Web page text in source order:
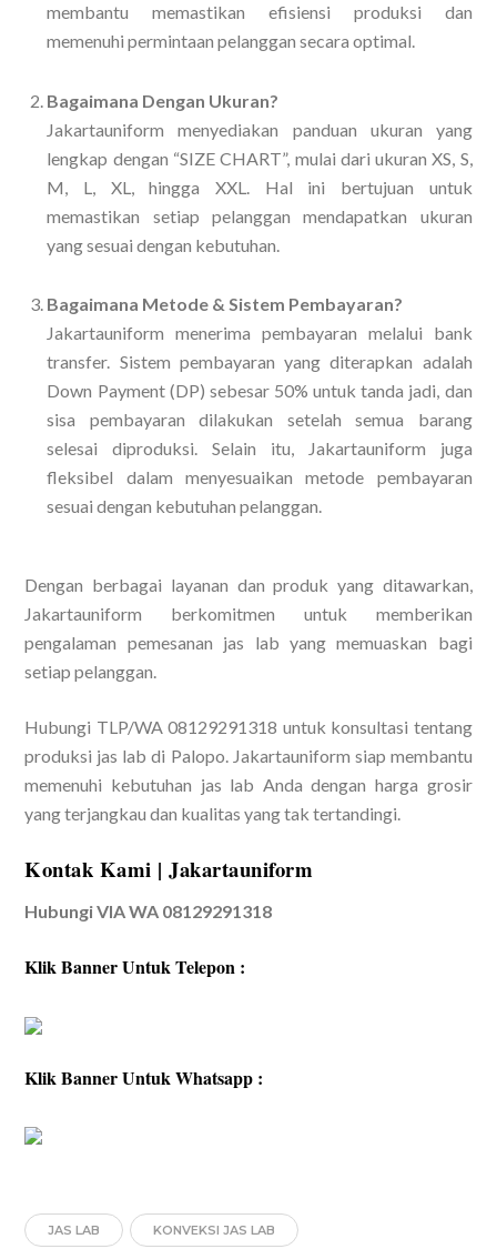
membantu memastikan efisiensi produksi dan
memenuhi permintaan pelanggan secara optimal.
Bagaimana Dengan Ukuran?
Jakartauniform menyediakan panduan ukuran yang
lengkap dengan “SIZE CHART”, mulai dari ukuran XS, S,
M, L, XL, hingga XXL. Hal ini bertujuan untuk
memastikan setiap pelanggan mendapatkan ukuran
yang sesuai dengan kebutuhan.
Bagaimana Metode & Sistem Pembayaran?
Jakartauniform menerima pembayaran melalui bank
transfer. Sistem pembayaran yang diterapkan adalah
Down Payment (DP) sebesar 50% untuk tanda jadi, dan
sisa pembayaran dilakukan setelah semua barang
selesai diproduksi. Selain itu, Jakartauniform juga
fleksibel dalam menyesuaikan metode pembayaran
sesuai dengan kebutuhan pelanggan.
Dengan berbagai layanan dan produk yang ditawarkan,
Jakartauniform berkomitmen untuk memberikan
pengalaman pemesanan jas lab yang memuaskan bagi
setiap pelanggan.
Hubungi TLP/WA 08129291318 untuk konsultasi tentang
produksi jas lab di Palopo. Jakartauniform siap membantu
memenuhi kebutuhan jas lab Anda dengan harga grosir
yang terjangkau dan kualitas yang tak tertandingi.
Kontak Kami | Jakartauniform
Hubungi VIA WA 08129291318
Klik Banner Untuk Telepon :
Klik Banner Untuk Whatsapp :
JAS LAB KONVEKSI JAS LAB